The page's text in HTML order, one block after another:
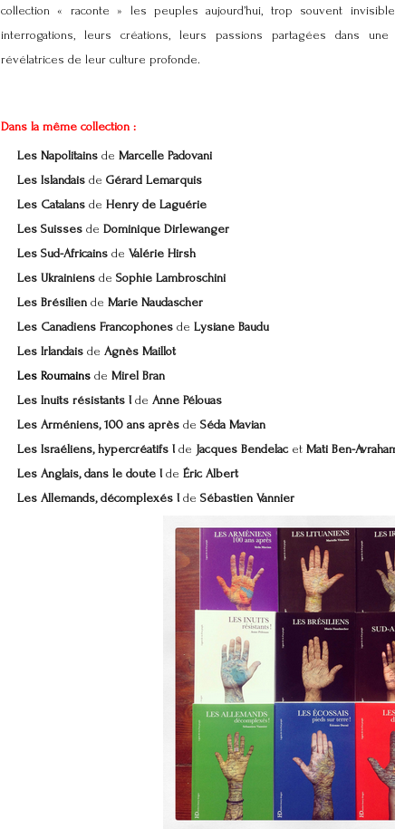
collection « raconte » les peuples aujourd’hui, trop souvent
interrogations, leurs créations, leurs passions partagées dans
révélatrices de leur culture profonde.
Dans la même collection:
Les Napolitainsde Marcelle Padovani
Les Islandaisde Gérard Lemarquis
Les Catalansde Henry de Laguérie
Les Suissesde Dominique Dirlewanger
Les Sud-Africainsde Valérie Hirsh
Les Ukrainiensde Sophie Lambroschini
Les Brésiliende Marie Naudascher
Les Canadiens Francophonesde Lysiane Baudu
Les Irlandaisde Agnès Maillot
Les Roumainsde Mirel Bran
Les Inuits résistants !de Anne Pélouas
Les Arméniens, 100 ansaprèsde Séda Mavian
Les Israéliens, hypercréatifs !de Jacques Bendelacet Mati Ben-
Les Anglais, dans le doute !de Éric Albert
Les Allemands, décomplexés !de Sébastien Vannier